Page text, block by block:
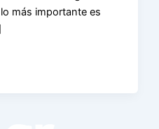
más importante es